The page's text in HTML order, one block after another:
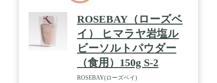
ろやかな味なのでお料理のお塩として最適です。 /
✅ヒマラヤ岩塩は料理にベストマッチ！ おにぎり・
焼肉・天ぷら・サラダ・お刺身・焼き鳥など、 どん
な料理にもベストマッチ！ 岩塩をいつもの料理に加
えるだけで、ほとんどの食材がお互いの味を引き立
て美味しくしてくれます。 特につけ塩としてご使用
いただくのが岩塩の魅力をより一層引き立ててくれ
ます。 岩塩を使って料理を作るのがちょっとでも楽
しくなればうれしく思います。 / ✅ヒマラヤ岩塩で
ROSEBAY（ローズベ
イ） ヒマラヤ岩塩ル
ビーソルトパウダー
（食用）150g S-2
ROSEBAY(ローズベイ)